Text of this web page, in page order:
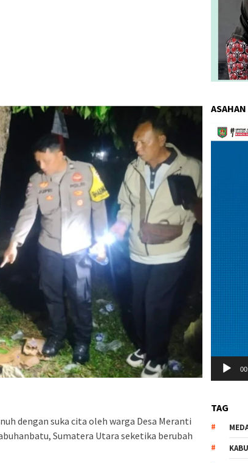
dengan suka cita oleh warga Desa Meranti
Sumatera Utara seketika berubah
Pemutar
Video
TAG